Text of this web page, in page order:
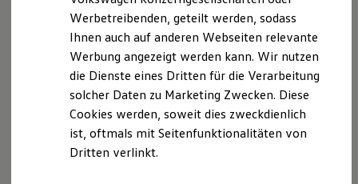
ID. Kollektion
Volkswagen Kollektion
R-Kollektion
GTI Kollektion
Fußball Drop
we drive football
#wedriveproud
Besitzer und Service
Software Updates
Service und Ersatzteile
Deutschland
persönlich haftende Gesellschafterin:
Autohaus Gungl Verwaltung GmbH, Sitz: Böhmenkirch
Anschrift: Im Hart 29, 89558 Böhmenkirch.
Deutschland
Registergericht: Amtsgericht Ulm, HRB 734813
Geschäftsführer: Andreas Gungl
USt-IdNr.: DE 310883606
Werbetreibenden, geteilt werden, sodass
Ihnen auch auf anderen Webseiten relevante
Werbung angezeigt werden kann. Wir nutzen
die Dienste eines Dritten für die Verarbeitung
solcher Daten zu Marketing Zwecken. Diese
Cookies werden, soweit dies zweckdienlich
ist, oftmals mit Seitenfunktionalitäten von
Dritten verlinkt.